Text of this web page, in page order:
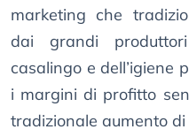
marketing che
dai grandi
casalingo e dell’igiene
i margini di profitto
tradizionale aumento di